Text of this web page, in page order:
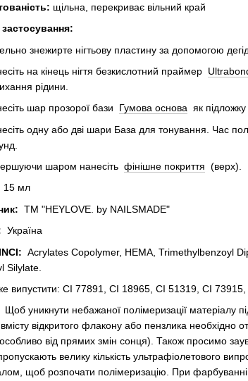
щільна, перекриває вільний край
знежирте нігтьову пластину за допомогою
на кінець нігтя безкислотний праймер
рідини.
шар прозорої бази Гумова основа як
одну або дві шари База для тонування. Час
шаром нанесіть фінішне покриття (верх).
15 мл
ТМ "HEYLOVE. by NAILSMADE"
Україна
Acrylates Copolymer, HEMA, Trimethylbenzoyl
Silylate.
випустити: CI 77891, CI 18965, CI 51319, CI
Щоб уникнути небажаної полімеризації матеріалу
відкритого флакону або пензлика необхідно
від прямих змін сонця). Також просимо
велику кількість ультрафіолетового
щоб розпочати полімеризацію. При